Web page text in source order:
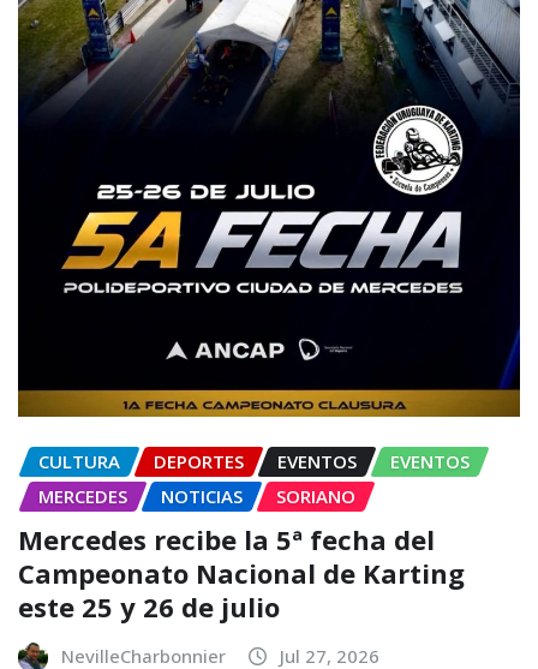
CULTURA DEPORTES EVENTOS
EVENTOS
MERCEDES
NOTICIAS SORIANO
Mercedes recibe la 5ª fecha del
Campeonato Nacional de Karting
este 25 y 26 de julio
NevilleCharbonnier Jul 27, 2026